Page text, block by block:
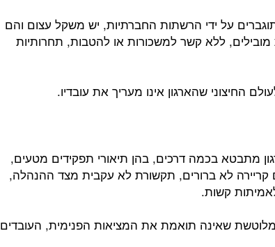
על ידי הרשתות החברתיות, יש משקל עצום והם
מובילים, ללא קשר למשכורות או להטבות, תחרותיות
החיצוני שהארגון אינו מעריך את עובדיו.
מתבטא בכמה דרכים, בהן תיאורי תפקידים מטעים,
קריירה לא ברורים, תקשורת לא עקבית מצד ההנהלה,
קשות.
מלוטשת שאינה תואמת את המציאות הפנימית, העובדים